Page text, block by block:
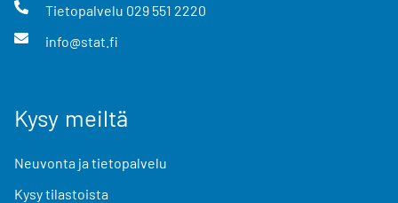
Tietopalvelu 029 551 2220
info@stat.fi
Kysy meiltä
Neuvonta ja tietopalvelu
Kysy tilastoista